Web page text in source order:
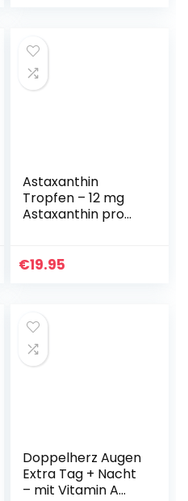
Astaxanthin
Tropfen – 12 mg
Astaxanthin pro
Vegan – 100%
€19.95
Doppelherz Augen
Extra Tag + Nacht
– mit Vitamin A